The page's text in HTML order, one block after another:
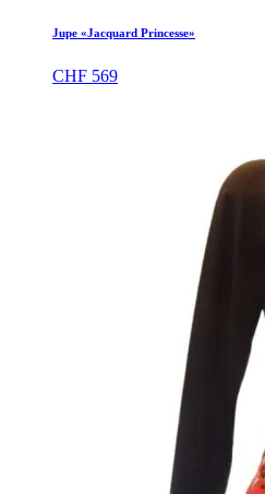
Jupe «Jacquard Princesse»
CHF 569